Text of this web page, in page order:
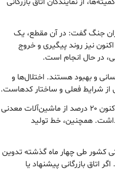
جنگ گفت: در آن مقطع، یک
و اکنون نیز روند پیگیری و خروج
در حال انجام است.
و بهبود هستند. اختلال‌ها و
شرایط فعلی و ساختار کدهاست.
وی با اشاره به نوسازی تجهیزات تولیدی بیان کرد: تاکنون ۲۰ درصد از ماشین‌آلات معدنی
داشت. همچنین، خط تولید
کشور طی چهار ماه گذشته تدوین
بازرگانی پیشنهاد یا